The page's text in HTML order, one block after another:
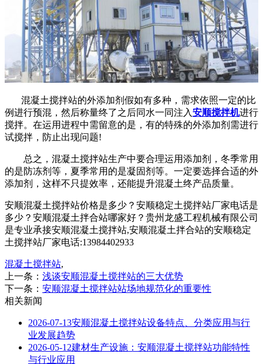
混凝土搅拌站的外添加剂假如有多种，需求依照一定的比
例进行预混，然后称量终了之后同水一同注入安顺搅拌机进行
搅拌。在运用进程中需留意的是，有的特殊的外添加剂需进行
试搅拌，防止出现问题!
总之，混凝土搅拌站生产中要合理运用添加剂，冬季常用
的是防冻剂等，夏季常用的是凝固剂等。一定要选择合适的外
添加剂，这样不只提效率，还能提升混凝土终产品质量。
安顺混凝土搅拌站价格是多少？安顺稳定土搅拌站厂家电话是
多少？安顺混凝土拌合站哪家好？贵州龙盛工程机械有限公司
是专业承接安顺混凝土搅拌站,安顺混凝土拌合站的安顺稳定
土搅拌站厂家电话:13984402933
混凝土搅拌站,
上一条： 浅谈安顺混凝土搅拌站的三大优势
下一条： 安顺混凝土搅拌站站场地规范化的重要性
相关新闻
2026-07-13安顺混凝土搅拌站设备特点、分类应用与行
业发展趋势
2026-05-12建材生产设施：安顺混凝土搅拌站功能特性
与行业应用